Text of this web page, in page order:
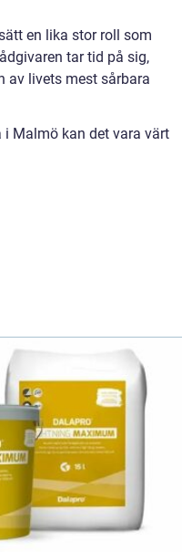
en lika stor roll som
tar tid på sig,
av livets mest sårbara
i Malmö kan det vara värt